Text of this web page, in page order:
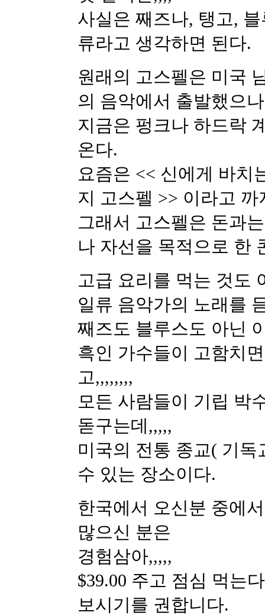
사실은 째즈나, 탱고,
류라고 생각하면 된다.
원래의 고스펠은 미국
의 음악에서 출발했으
지금은 펑크나 하드락
온다.
요즘은 << 신에게 바치
지 고스펠 >> 이라고 까
그래서 고스펠은 돈과
나 자선을 목적으로 한
고급 요리를 먹는 것도
일류 음악가의 노래를
째즈도 블루스도 아닌
흑인 가수들이 고함치
고,,,,,,,,
모든 사람들이 기립 박
돋구는데,,,,,
미국의 전통 종교( 기
수 있는 장소이다.
한국에서 오신분 중에
많으신 분은
경험삼아,,,,,
$39.00 주고 점심 먹는
보시기를 권합니다.